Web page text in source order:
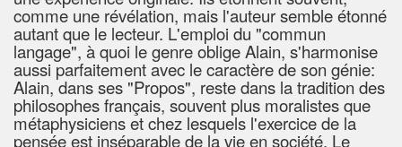
comme une révélation, mais l'auteur semble étonné
autant que le lecteur. L'emploi du "commun
langage", à quoi le genre oblige Alain, s'harmonise
aussi parfaitement avec le caractère de son génie:
Alain, dans ses "Propos", reste dans la tradition des
philosophes français, souvent plus moralistes que
métaphysiciens et chez lesquels l'exercice de la
pensée est inséparable de la vie en société. Le